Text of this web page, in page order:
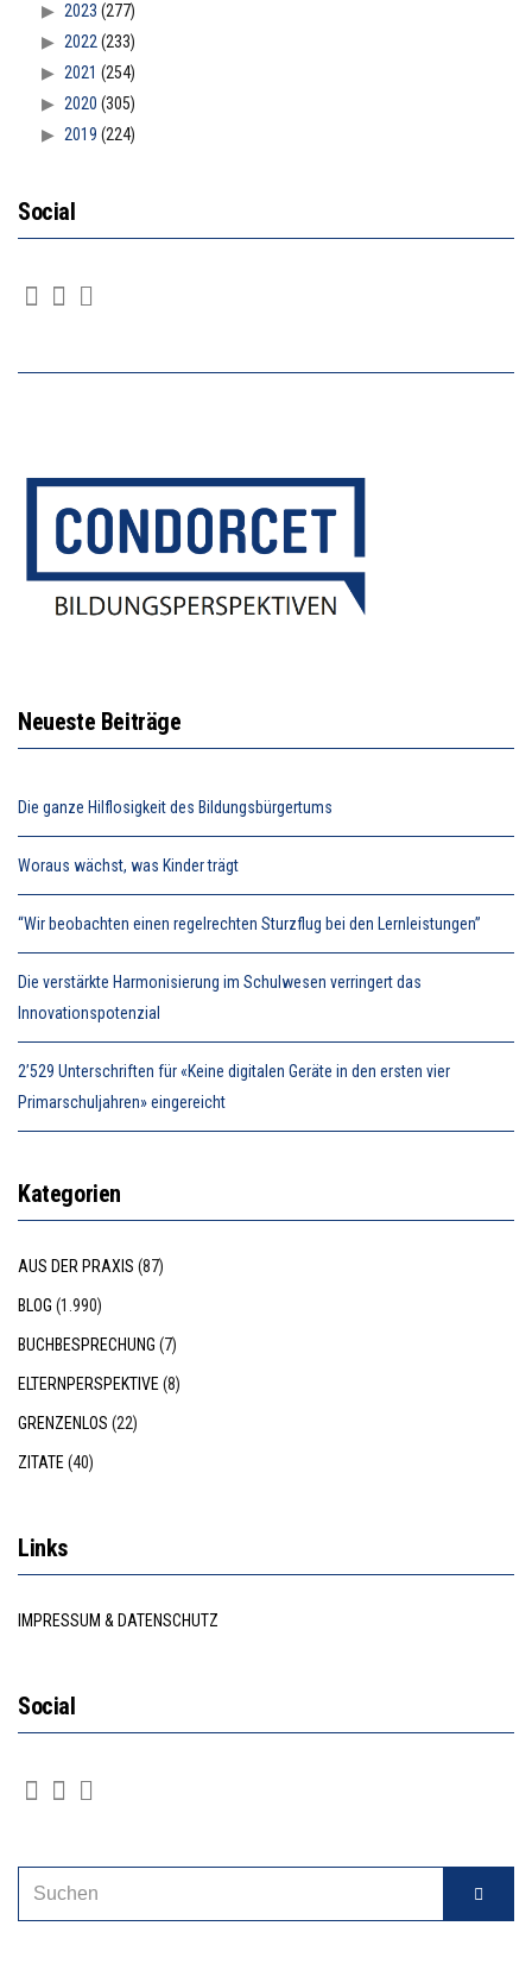
2023 (277)
2022(233)
2021 (254)
2020 (305)
2019 (224)
Social
Neueste Beiträge
Die ganze Hilflosigkeit des Bildungsbürgertums
Woraus wächst, was Kinder trägt
“Wir beobachten einen regelrechten Sturzflug bei den Lernleistungen”
Die verstärkte Harmonisierung im Schulwesen verringert das
Innovationspotenzial
2’529 Unterschriften für «Keine digitalen Geräte in den ersten vier
Primarschuljahren» eingereicht
Kategorien
AUS DER PRAXIS (87)
BLOG (1.990)
BUCHBESPRECHUNG (7)
ELTERNPERSPEKTIVE (8)
GRENZENLOS (22)
ZITATE (40)
Links
IMPRESSUM & DATENSCHUTZ
Social